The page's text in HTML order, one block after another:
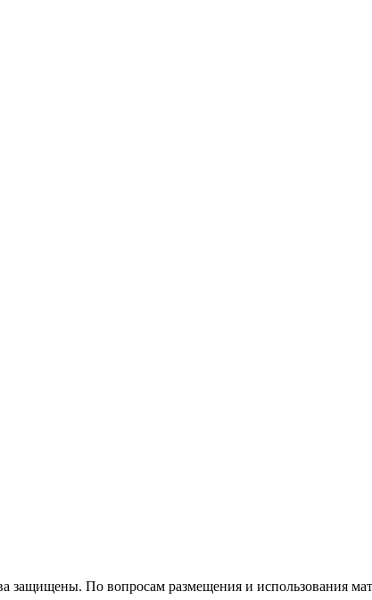
защищены. По вопросам размещения и использования